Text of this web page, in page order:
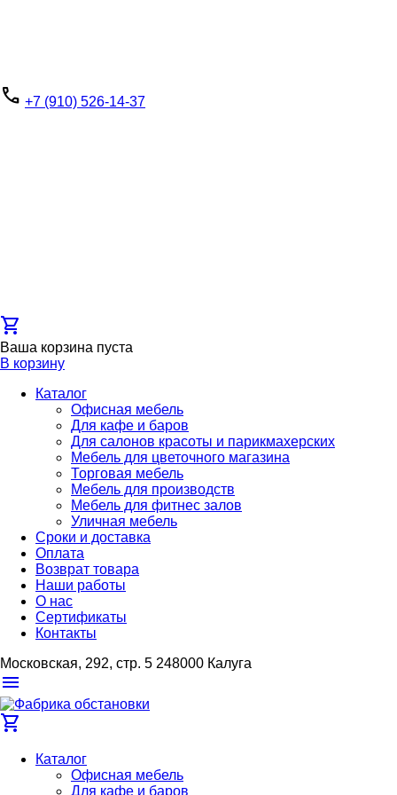
phone +7 (910) 526-14-37
shopping_cart
Ваша корзина пуста
В корзину
Каталог
Офисная мебель
Для кафе и баров
Для салонов красоты и парикмахерских
Мебель для цветочного магазина
Торговая мебель
Мебель для производств
Мебель для фитнес залов
Уличная мебель
Сроки и доставка
Оплата
Возврат товара
Наши работы
О нас
Сертификаты
Контакты
Московская, 292, стр. 5 248000 Калуга
menu
shopping_cart
Каталог
Офисная мебель
Для кафе и баров